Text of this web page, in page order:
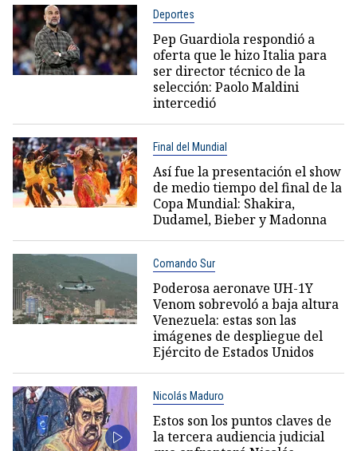
Deportes
Pep Guardiola respondió a
oferta que le hizo Italia para
ser director técnico de la
selección: Paolo Maldini
intercedió
Final del Mundial
Así fue la presentación el show
de medio tiempo del final de la
Copa Mundial: Shakira,
Dudamel, Bieber y Madonna
Comando Sur
Poderosa aeronave UH-1Y
Venom sobrevoló a baja altura
Venezuela: estas son las
imágenes de despliegue del
Ejército de Estados Unidos
Nicolás Maduro
Estos son los puntos claves de
la tercera audiencia judicial